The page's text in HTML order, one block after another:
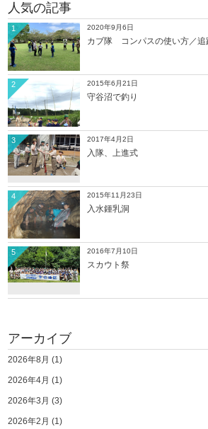
人気の記事
2020年9月6日
カブ隊 コンパスの使い方／追
1
2015年6月21日
守谷沼で釣り
2
2017年4月2日
入隊、上進式
3
2015年11月23日
入水鍾乳洞
4
2016年7月10日
スカウト祭
5
アーカイブ
2026年8月 (1)
2026年4月 (1)
2026年3月 (3)
2026年2月 (1)